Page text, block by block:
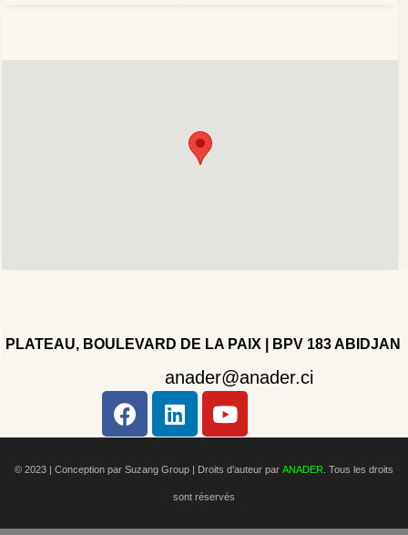
PLATEAU, BOULEVARD DE LA PAIX | BPV 183 ABIDJAN
anader@anader.ci
© 2023 | Conception par Suzang Group | Droits d’auteur par ANADER . Tous les droits
sont réservés
Copyright 2022 - Company - All rights reserved. Powered
by WordPress.